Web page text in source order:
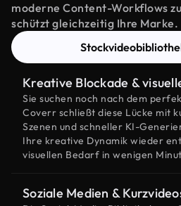
moderne Content-Workflows
schützt gleichzeitig Ihre Marke.
Kreative Blockade &
Sie suchen noch nach dem
Coverr schließt diese Lücke mit
Szenen und schneller KI-
Ihre kreative Dynamik wieder
visuellen Bedarf in wenigen
Soziale Medien &